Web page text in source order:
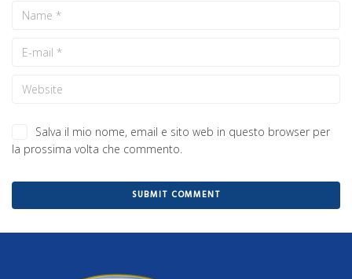
Salva il mio nome, email e sito web in questo browser per
la prossima volta che commento.